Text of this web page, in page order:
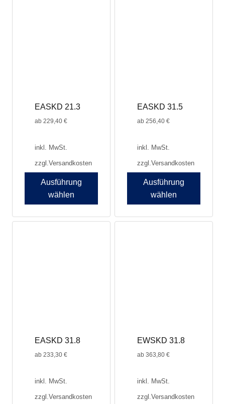
EASKD 21.3
ab 229,40 €
inkl. MwSt.
zzgl.Versandkosten
Ausführung
wählen
Produkt
gewählt
werden
EASKD 31.5
ab 256,40 €
inkl. MwSt.
zzgl.Versandkosten
Ausführung
wählen
EASKD 31.8
ab 233,30 €
inkl. MwSt.
zzgl.Versandkosten
EWSKD 31.8
ab 363,80 €
inkl. MwSt.
zzgl.Versandkosten